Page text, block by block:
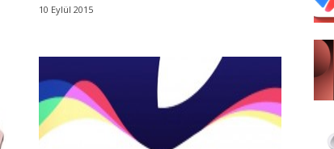
10 Eylül 2015